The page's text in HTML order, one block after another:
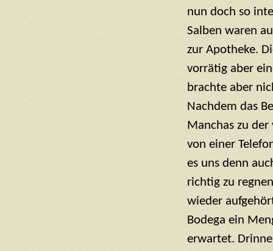
nun doch so
Salben waren
zur Apotheke.
vorrätig aber
brachte aber
Nachdem das
Manchas zu
von einer
es uns denn
richtig zu
wieder
Bodega ein
erwartet.